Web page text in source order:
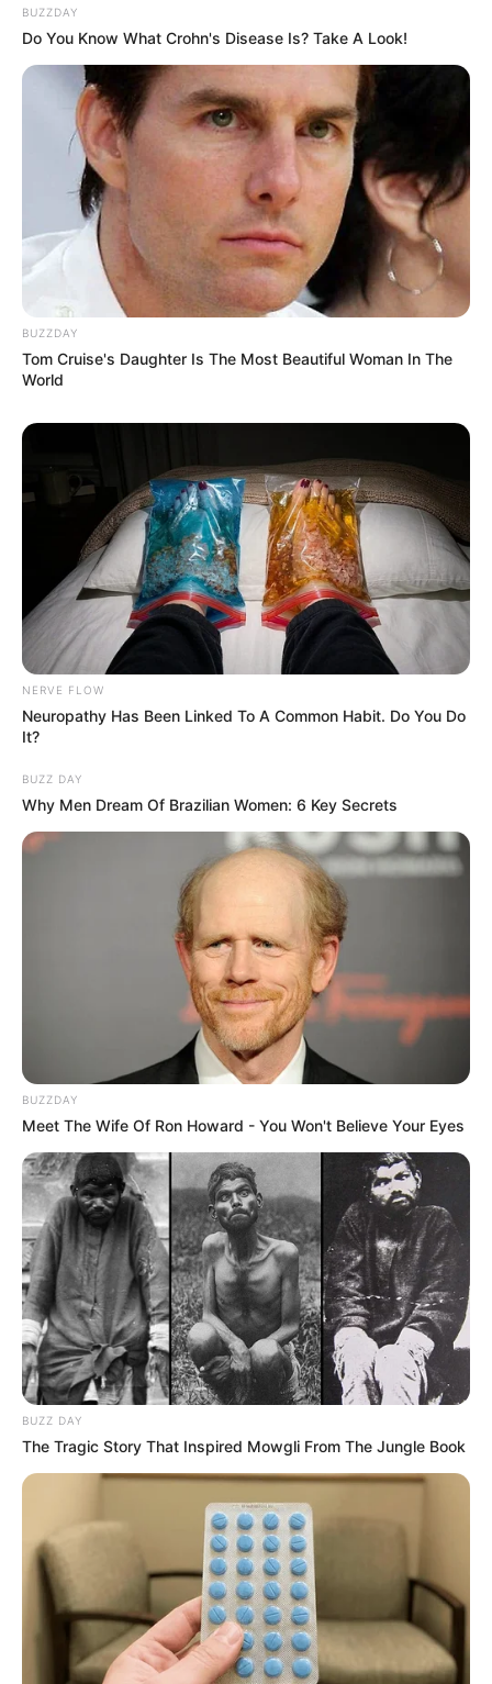
BUZZDAY
Do You Know What Crohn's Disease Is? Take A Look!
BUZZDAY
Tom Cruise's Daughter Is The Most Beautiful Woman In The
World
NERVE FLOW
Neuropathy Has Been Linked To A Common Habit. Do You Do
It?
BUZZ DAY
Why Men Dream Of Brazilian Women: 6 Key Secrets
BUZZDAY
Meet The Wife Of Ron Howard - You Won't Believe Your Eyes
BUZZ DAY
The Tragic Story That Inspired Mowgli From The Jungle Book